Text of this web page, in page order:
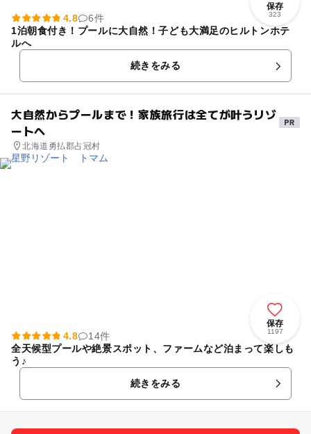
保存
323
4.8
6件
1泊朝食付き！プールに大自然！子ども大満足のヒルトンホテ
ルへ
続きをみる
大自然からプールまで！家族旅行は全てが叶うリゾ
ートへ
北海道勇払郡占冠村
保存
1197
4.8
14件
全天候型プールや絶景スポット、ファームなど泊まって楽しも
う♪
続きをみる